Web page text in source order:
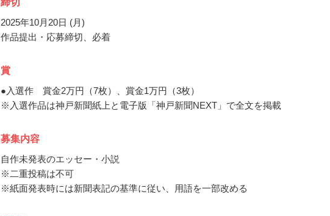
締切
2025年10月20日 (月)
作品提出・応募締切、必着
賞
●入選作 賞金2万円（7枚）、賞金1万円（3枚）
※入選作品は神戸新聞紙上と電子版「神戸新聞NEXT」で全文を掲載
募集内容
自作未発表のエッセー・小説
※二重投稿は不可
※紙面発表時には新聞表記の基準に従い、用語を一部改める